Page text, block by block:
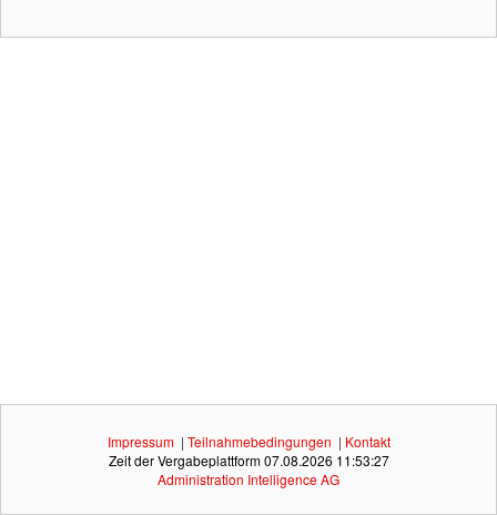
Impressum| Teilnahmebedingungen | Kontakt
Zeit der Vergabeplattform 07.08.2026 11:53:27
Administration IntelligenceAG